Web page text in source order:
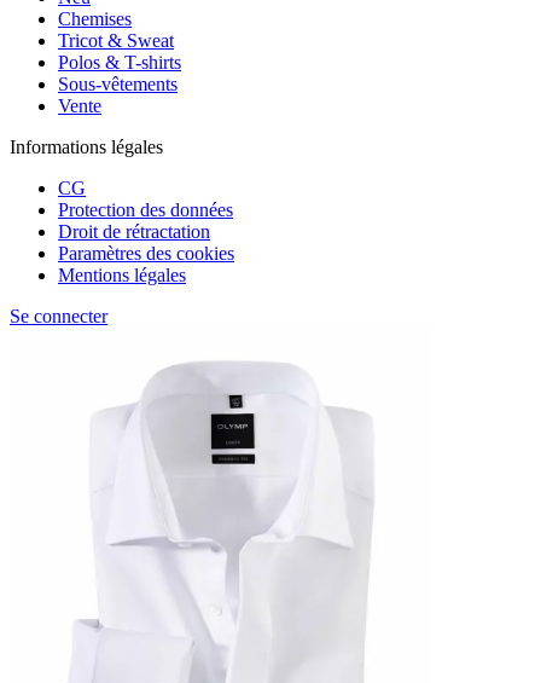
Chemises
Tricot & Sweat
Polos & T-shirts
Sous-vêtements
Vente
Informations légales
CG
Protection des données
Droit de rétractation
Paramètres des cookies
Mentions légales
Se connecter